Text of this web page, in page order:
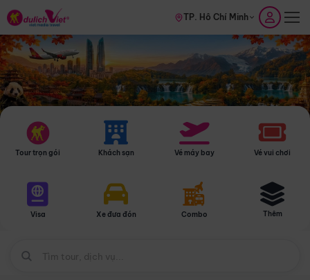
TP. Hồ Chí Minh
Tour trọn gói Khách sạn Vé máy bay Vé vui chơi
Visa Xe đưa đón Combo Thêm